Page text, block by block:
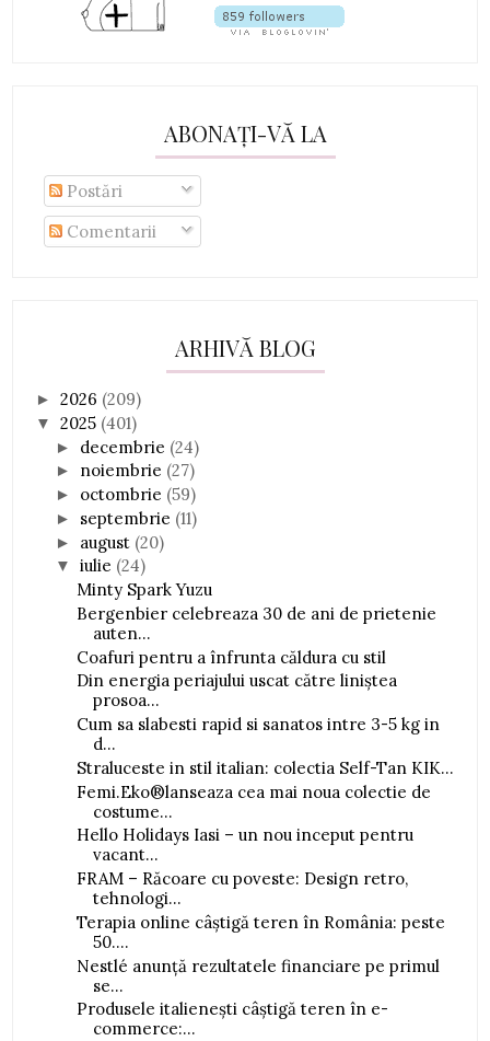
ABONAȚI-VĂ LA
Postări
Comentarii
ARHIVĂ BLOG
►2026 (209)
▼2025 (401)
► decembrie (24)
► noiembrie (27)
► octombrie (59)
► septembrie (11)
► august (20)
▼iulie (24)
Minty Spark Yuzu
Bergenbier celebreaza 30 de ani de prietenie
auten...
Coafuri pentru a înfrunta căldura cu stil
Din energia periajului uscat către liniștea
prosoa...
Cum sa slabesti rapid si sanatos intre 3-5 kg in
d...
Straluceste in stil italian: colectia Self-Tan KIK...
Femi.Eko®lanseaza cea mai noua colectie de
costume...
Hello Holidays Iasi – un nou inceput pentru
vacant...
FRAM – Răcoare cu poveste: Design retro,
tehnologi...
Terapia online câștigă teren în România: peste
50....
Nestlé anunță rezultatele financiare pe primul
se...
Produsele italienești câștigă teren în e-
commerce:...